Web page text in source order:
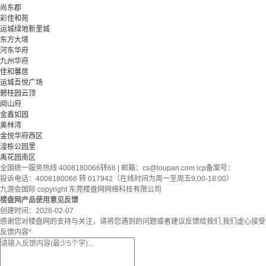
尚东郡
彩佳和苑
运城绿地新里城
东方大境
河东华府
九州华府
佳和馨居
运城吾悦广场
碧桂园云顶
阅山府
金鑫如园
美林湾
金悦华府西区
湟栋公园里
禹花园南区
全国统一服务热线 4008180066转66 | 邮箱： cs@loupan.com icp备案号：
投诉电话：4008180066 转 017942（在线时间为周一至周五9:00-18:00）
九游会国际 copyright 东莞楼盘网网络科技有限公司
楼盘网产品使用意见反馈
创建时间： 2026-02-07
感谢您对楼盘网的支持与关注，请将您遇到的问题或者建议反馈给我们,我们虚心接受
反馈内容*